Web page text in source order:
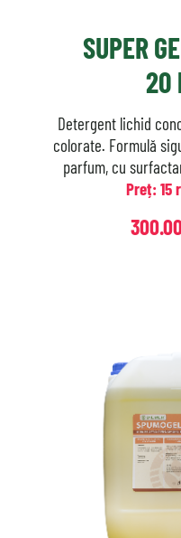
SUPER
20
Detergent lichid
colorate. Formulă
parfum, cu
Preț: 15